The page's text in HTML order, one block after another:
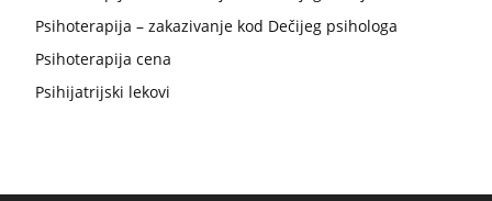
Psihoterapija – zakazivanje kod Dečijeg psihologa
Psihoterapija cena
Psihijatrijski lekovi